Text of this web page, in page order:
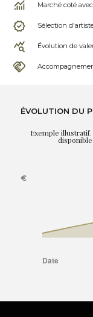
Marché coté
Sélection
Évolution de
ÉVOLUTION DU
Exemple